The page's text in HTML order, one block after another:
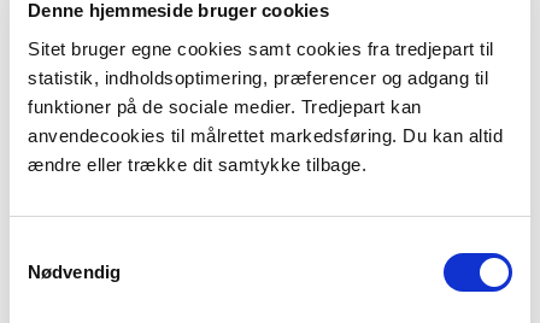
Denne hjemmeside bruger cookies
Sitet bruger egne cookies samt cookies fra tredjepart til
statistik, indholdsoptimering, præferencer og adgang til
funktioner på de sociale medier. Tredjepart kan
anvendecookies til målrettet markedsføring. Du kan altid
ændre eller trække dit samtykke tilbage.
Nødvendig